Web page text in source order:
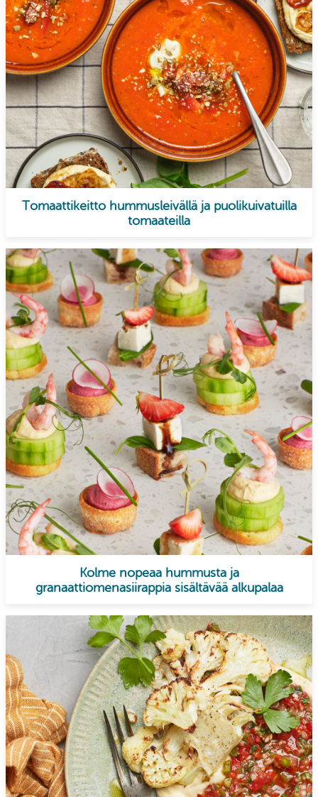
Tomaattikeitto hummusleivällä ja puolikuivatuilla
tomaateilla
Kolme nopeaa hummusta ja
granaattiomenasiirappia sisältävää alkupalaa